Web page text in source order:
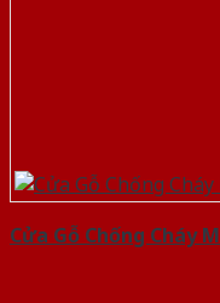
Cửa Gỗ Chống Cháy